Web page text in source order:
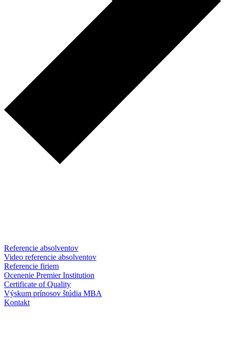
Referencie absolventov
Video referencie absolventov
Referencie firiem
Ocenenie Premier Institution
Certificate of Quality
Výskum prínosov štúdia MBA
Kontakt